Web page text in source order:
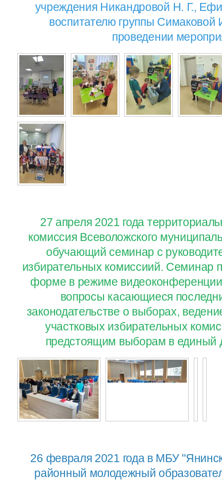
учреждения Никандровой Н. Г.,
воспитателю группы
проведении
27 апреля 2021 года
комиссия Всеволожского
обучающий семинар с
избирательных комиссиий. Семинар
форме в режиме
вопросы касающиеся
законодательстве о выборах,
участковых избирательных
предстоящим выборам в единый
26 февраля 2021 года в МБУ
районный молодежный